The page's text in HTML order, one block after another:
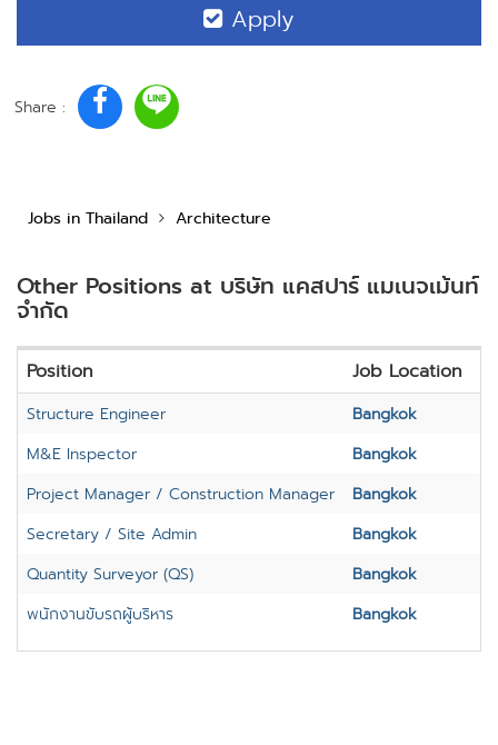
Apply
Share :
Jobs in Thailand Architecture
Other Positions at บริษัท แคสปาร์ แมเนจเม้นท์
จำกัด
Position Job Location
Structure Engineer
Bangkok
M&E Inspector
Bangkok
Project Manager / Construction Manager
Bangkok
Secretary / Site Admin
Bangkok
Quantity Surveyor (QS)
Bangkok
พนักงานขับรถผู้บริหาร
Bangkok